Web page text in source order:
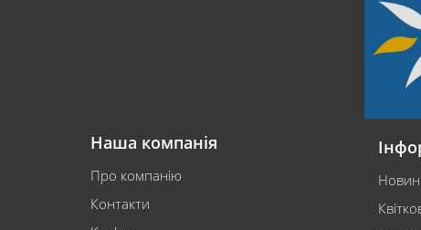
Наша компанія
Про компанію
Контакти